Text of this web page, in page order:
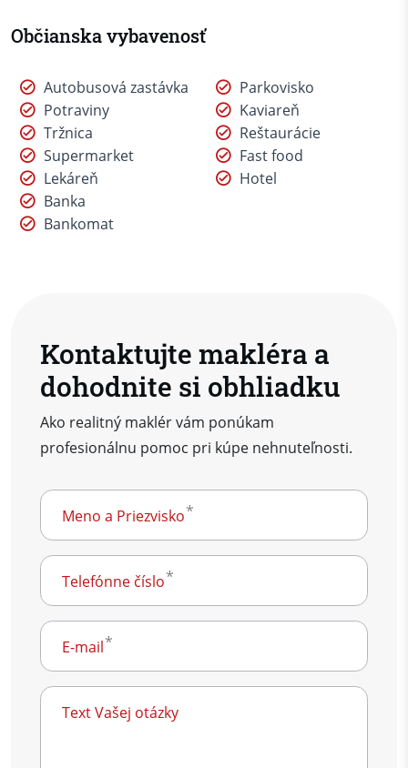
Občianska vybavenosť
Autobusová zastávka
Potraviny
Tržnica
Supermarket
Lekáreň
Banka
Bankomat
Parkovisko
Kaviareň
Reštaurácie
Fast food
Hotel
Kontaktujte makléra a
dohodnite si obhliadku
Ako realitný maklér vám ponúkam
profesionálnu pomoc pri kúpe nehnuteľnosti.
Meno a Priezvisko
Telefónne číslo
E-mail
Text Vašej otázky